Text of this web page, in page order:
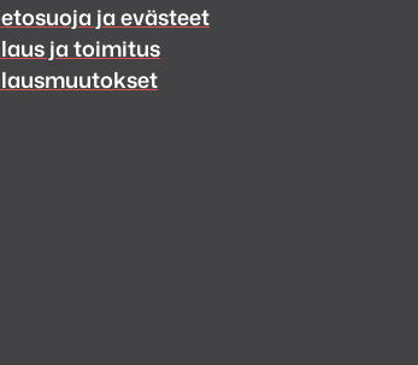
ja evästeet
ja toimitus